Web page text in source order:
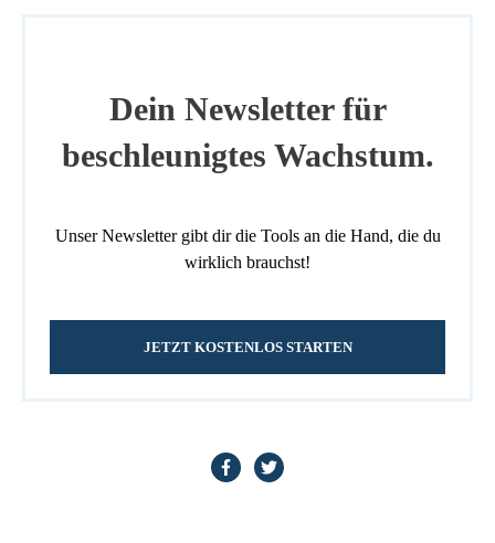
Dein Newsletter für
beschleunigtes Wachstum.
Unser Newsletter gibt dir die Tools an die Hand, die du
wirklich brauchst!
JETZT KOSTENLOS STARTEN